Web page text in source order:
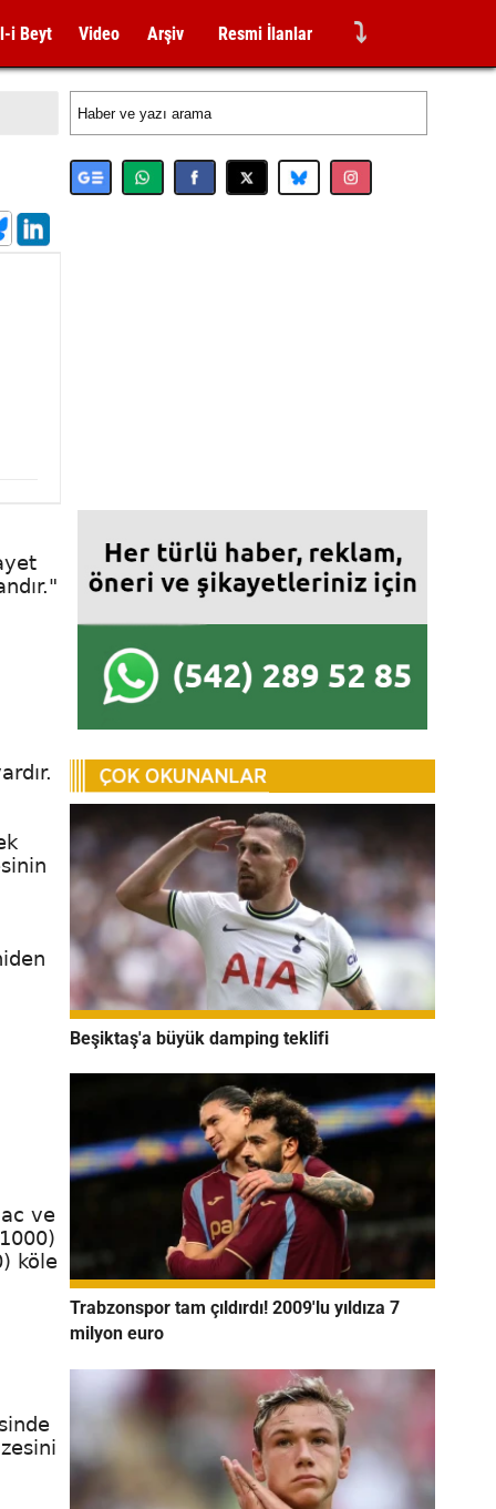
i Beyt Video Arşiv Resmi İlanlar ⤵
ve
köle
Beşiktaş'a büyük damping teklifi
Trabzonspor tam çıldırdı! 2009'lu yıldıza 7
milyon euro